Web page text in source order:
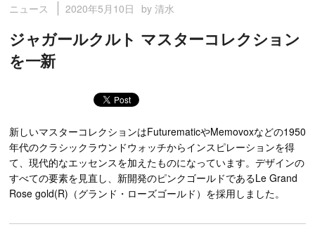
ニュース 2020年5月10日 by 清水
ジャガールクルト マスターコレクション
を一新
新しいマスターコレクションはFuturematicやMemovoxなどの1950
年代のクラシックラウンドウォッチからインスピレーションを得
て、現代的なエッセンスを加えたものになっています。デザインの
すべての要素を見直し、新開発のピンクゴールドであるLe Grand
Rose gold(R)（グランド・ローズゴールド）を採用しました。